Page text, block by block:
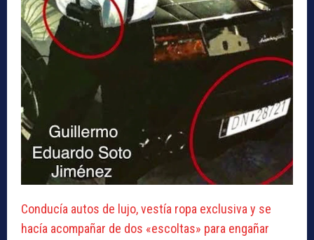
Conducía autos de lujo, vestía ropa exclusiva y se
hacía acompañar de dos «escoltas» para engañar